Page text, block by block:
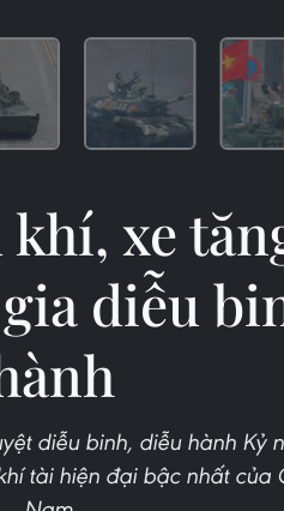
xe
diễu
diễu binh, diễu hành Kỷ
tài hiện đại bậc nhất của